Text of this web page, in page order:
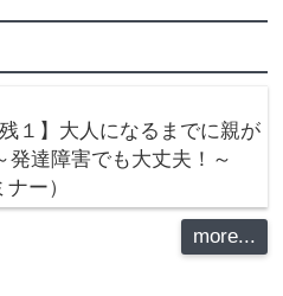
残１】大人になるまでに親が
発達障害でも大丈夫！～
ナー）
more...